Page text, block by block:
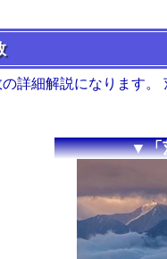
の詳細解説になります
▼「